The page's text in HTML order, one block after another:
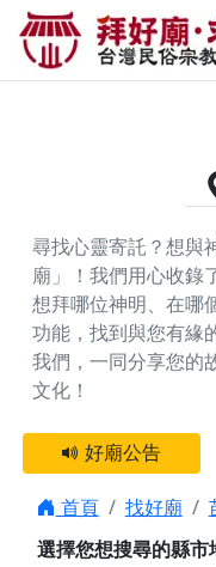
苗栗縣銅鑼
求好運 找到
尋找心靈寄託？想與
廟」！我們用心收錄
想拜哪位神明、在哪
功能，找到與您有緣
我們，一同分享您的
文化！
好廟公告
首頁 找好廟
選擇您想搜尋的縣市